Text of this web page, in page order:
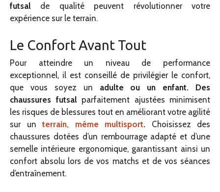
futsal de qualité peuvent révolutionner votre
expérience sur le terrain.
Le Confort Avant Tout
Pour atteindre un niveau de performance
exceptionnel, il est conseillé de privilégier le confort,
que vous soyez un adulte ou un enfant. Des
chaussures futsal parfaitement ajustées minimisent
les risques de blessures tout en améliorant votre agilité
sur un
terrain, même multisport. Choisissez des
chaussures dotées d’un rembourrage adapté et d’une
semelle intérieure ergonomique, garantissant ainsi un
confort absolu lors de vos matchs et de vos séances
d’entraînement.